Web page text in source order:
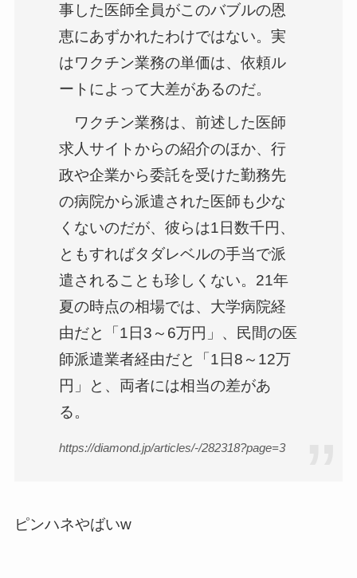
事した医師全員がこのバブルの恩
恵にあずかれたわけではない。実
はワクチン業務の単価は、依頼ル
ートによって大差があるのだ。
ワクチン業務は、前述した医師
求人サイトからの紹介のほか、行
政や企業から委託を受けた勤務先
の病院から派遣された医師も少な
くないのだが、彼らは1日数千円、
ともすればタダレベルの手当で派
遣されることも珍しくない。21年
夏の時点の相場では、大学病院経
由だと「1日3～6万円」、民間の医
師派遣業者経由だと「1日8～12万
円」と、両者には相当の差があ
る。
https://diamond.jp/articles/-/282318?page=3
ピンハネやばいw